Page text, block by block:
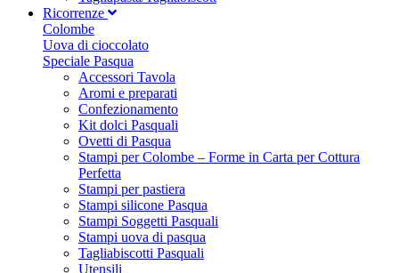
Ricorrenze
Colombe
Uova di cioccolato
Speciale Pasqua
Accessori Tavola
Aromi e preparati
Confezionamento
Kit dolci Pasquali
Ovetti di Pasqua
Stampi per Colombe – Forme in Carta per Cottura
Perfetta
Stampi per pastiera
Stampi silicone Pasqua
Stampi Soggetti Pasquali
Stampi uova di pasqua
Tagliabiscotti Pasquali
Utensili